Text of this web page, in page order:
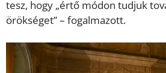
tesz, hogy „értő módon tudjuk
örökséget” – fogalmazott.